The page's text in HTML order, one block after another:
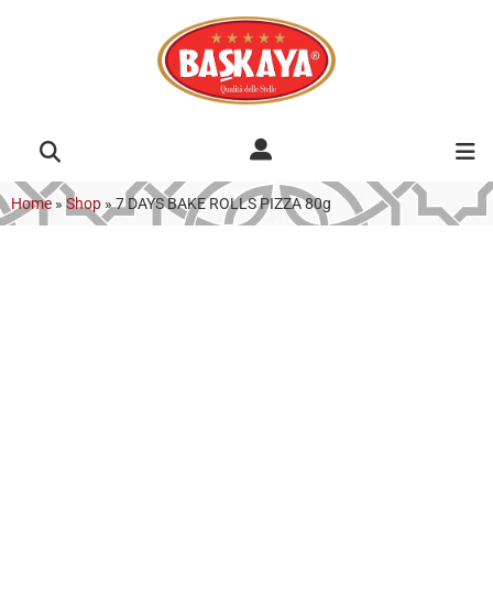
Home » Shop »7 DAYS BAKE ROLLS PIZZA 80g